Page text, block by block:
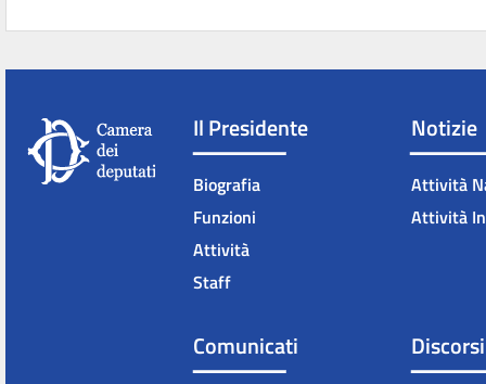
Il Presidente
Biografia
Funzioni
Attività
Staff
Notizie
Attività
Attività
Comunicati Discorsi